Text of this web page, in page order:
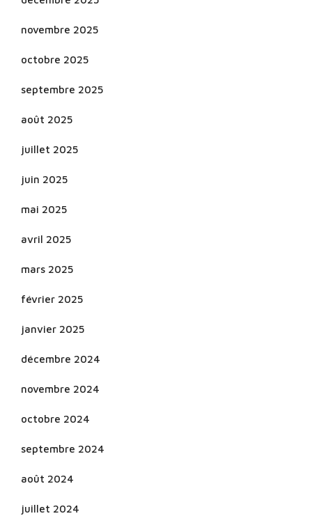
novembre 2025
octobre 2025
septembre 2025
août 2025
juillet 2025
juin 2025
mai 2025
avril 2025
mars 2025
février 2025
janvier 2025
décembre 2024
novembre 2024
octobre 2024
septembre 2024
août 2024
juillet 2024